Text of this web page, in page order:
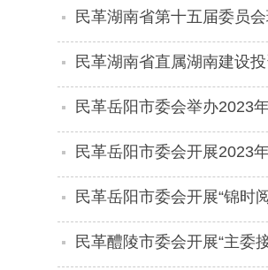
民革湖南省第十五届委员
民革湖南省直属湖南建设
民革岳阳市委会举办2023
民革岳阳市委会开展2023
民革岳阳市委会开展“锦时
民革醴陵市委会开展“主委